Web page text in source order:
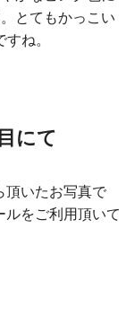
とてもかっこい
ね。
にて
頂いたお写真で
をご利用頂いて